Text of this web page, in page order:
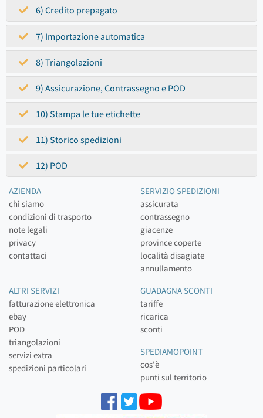
6) Credito prepagato
7) Importazione automatica
8) Triangolazioni
9) Assicurazione, Contrassegno e POD
10) Stampa le tue etichette
11) Storico spedizioni
12) POD
AZIENDA
chi siamo
condizioni di trasporto
note legali
privacy
contattaci
SERVIZIO SPEDIZIONI
assicurata
contrassegno
giacenze
province coperte
località disagiate
annullamento
ALTRI SERVIZI
fatturazione elettronica
ebay
POD
triangolazioni
servizi extra
spedizioni particolari
GUADAGNA SCONTI
tariffe
ricarica
sconti
SPEDIAMOPOINT
cos'è
punti sul territorio